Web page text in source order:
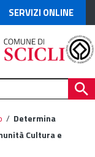
SERVIZI ONLINE
/ Determina
Cultura e